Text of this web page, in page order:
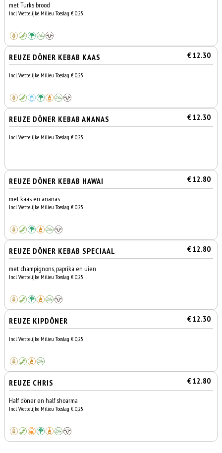
met Turks brood
Incl. Wettelijke Milieu Toeslag € 0,25
REUZE DÖNER KEBAB KAAS € 12.30
Incl. Wettelijke Milieu Toeslag € 0,25
REUZE DÖNER KEBAB ANANAS € 12.30
Incl. Wettelijke Milieu Toeslag € 0,25
REUZE DÖNER KEBAB HAWAI € 12.80
met kaas en ananas
Incl. Wettelijke Milieu Toeslag € 0,25
REUZE DÖNER KEBAB SPECIAAL € 12.80
met champignons, paprika en uien
Incl. Wettelijke Milieu Toeslag € 0,25
REUZE KIPDÖNER € 12.30
Incl. Wettelijke Milieu Toeslag € 0,25
REUZE CHRIS € 12.80
Half döner en half shoarma
Incl. Wettelijke Milieu Toeslag € 0,25